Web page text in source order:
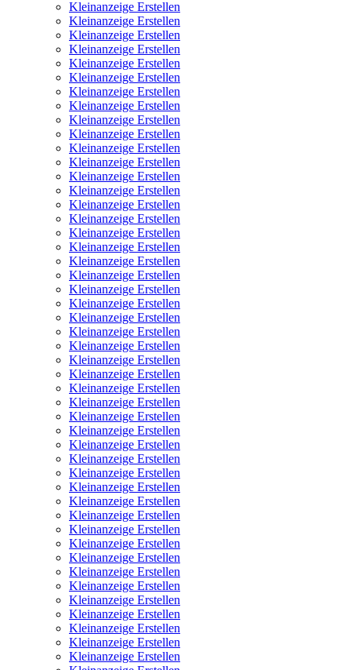
Kleinanzeige Erstellen
Kleinanzeige Erstellen
Kleinanzeige Erstellen
Kleinanzeige Erstellen
Kleinanzeige Erstellen
Kleinanzeige Erstellen
Kleinanzeige Erstellen
Kleinanzeige Erstellen
Kleinanzeige Erstellen
Kleinanzeige Erstellen
Kleinanzeige Erstellen
Kleinanzeige Erstellen
Kleinanzeige Erstellen
Kleinanzeige Erstellen
Kleinanzeige Erstellen
Kleinanzeige Erstellen
Kleinanzeige Erstellen
Kleinanzeige Erstellen
Kleinanzeige Erstellen
Kleinanzeige Erstellen
Kleinanzeige Erstellen
Kleinanzeige Erstellen
Kleinanzeige Erstellen
Kleinanzeige Erstellen
Kleinanzeige Erstellen
Kleinanzeige Erstellen
Kleinanzeige Erstellen
Kleinanzeige Erstellen
Kleinanzeige Erstellen
Kleinanzeige Erstellen
Kleinanzeige Erstellen
Kleinanzeige Erstellen
Kleinanzeige Erstellen
Kleinanzeige Erstellen
Kleinanzeige Erstellen
Kleinanzeige Erstellen
Kleinanzeige Erstellen
Kleinanzeige Erstellen
Kleinanzeige Erstellen
Kleinanzeige Erstellen
Kleinanzeige Erstellen
Kleinanzeige Erstellen
Kleinanzeige Erstellen
Kleinanzeige Erstellen
Kleinanzeige Erstellen
Kleinanzeige Erstellen
Kleinanzeige Erstellen